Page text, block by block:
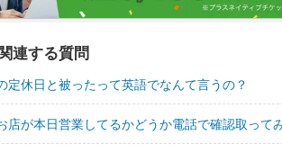
連する質問
定休日と被ったって英語でなんて言うの？
店が本日営業してるかどうか電話で確認取って